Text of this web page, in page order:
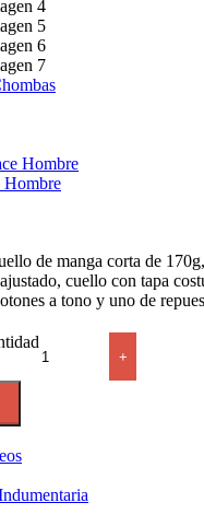
Hombre
de manga corta de
cuello con tapa
a tono y uno de
+